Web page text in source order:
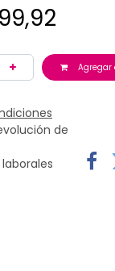
Agregar
de